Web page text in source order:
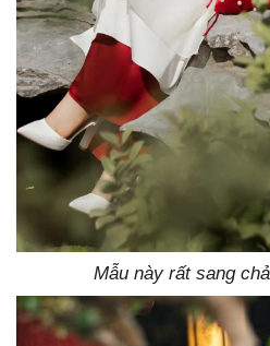
Mẫu này rất sang